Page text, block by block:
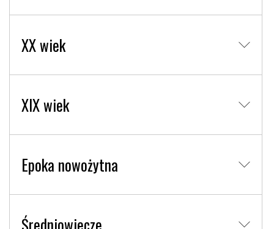
XX wiek
XIX wiek
Epoka nowożytna
Średniowiecze